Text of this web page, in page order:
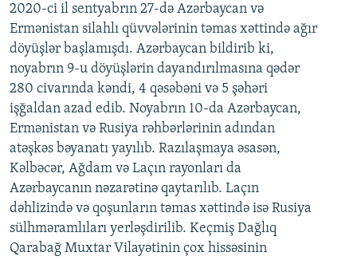
2020-ci il sentyabrın 27-də Azərbaycan və
Ermənistan silahlı qüvvələrinin təmas xəttində ağır
döyüşlər başlamışdı. Azərbaycan bildirib ki,
noyabrın 9-u döyüşlərin dayandırılmasına qədər
280 civarında kəndi, 4 qəsəbəni və 5 şəhəri
işğaldan azad edib. Noyabrın 10-da Azərbaycan,
Ermənistan və Rusiya rəhbərlərinin adından
atəşkəs bəyanatı yayılıb. Razılaşmaya əsasən,
Kəlbəcər, Ağdam və Laçın rayonları da
Azərbaycanın nəzarətinə qaytarılıb. Laçın
dəhlizində və qoşunların təmas xəttində isə Rusiya
sülhməramlıları yerləşdirilib. Keçmiş Dağlıq
Qarabağ Muxtar Vilayətinin çox hissəsinin